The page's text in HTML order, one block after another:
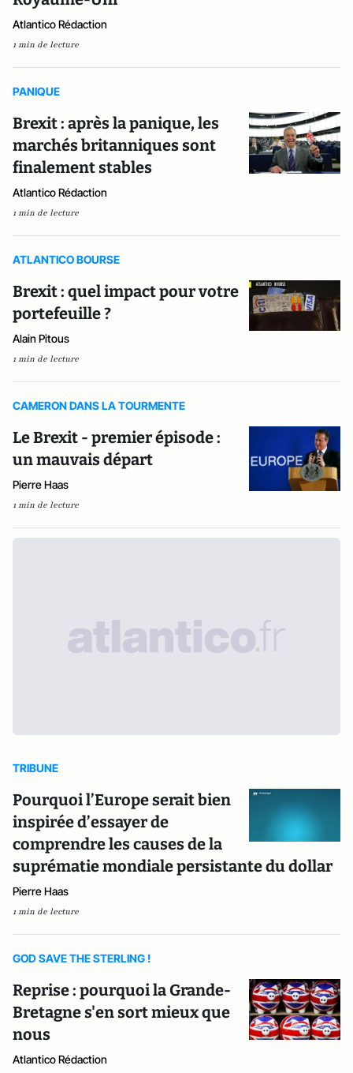
Atlantico Rédaction
1 min de lecture
PANIQUE
Brexit : après la panique, les
marchés britanniques sont
finalement stables
Atlantico Rédaction
1 min de lecture
ATLANTICO BOURSE
Brexit : quel impact pour votre
portefeuille ?
Alain Pitous
1 min de lecture
CAMERON DANS LA TOURMENTE
Le Brexit - premier épisode :
un mauvais départ
Pierre Haas
1 min de lecture
TRIBUNE
Pourquoi l’Europe serait bien
inspirée d’essayer de
comprendre les causes de la
suprématie mondiale persistante du dollar
Pierre Haas
1 min de lecture
GOD SAVE THE STERLING !
Reprise : pourquoi la Grande-
Bretagne s'en sort mieux que
nous
Atlantico Rédaction